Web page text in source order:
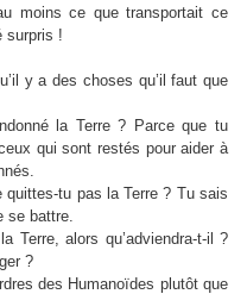
moins ce que transportait ce
surpris !
y a des choses qu’il faut que
la Terre ? Parce que tu
qui sont restés pour aider à
tu pas la Terre ? Tu sais
se battre.
Terre, alors qu’adviendra-t-il ?
?
des Humanoïdes plutôt que